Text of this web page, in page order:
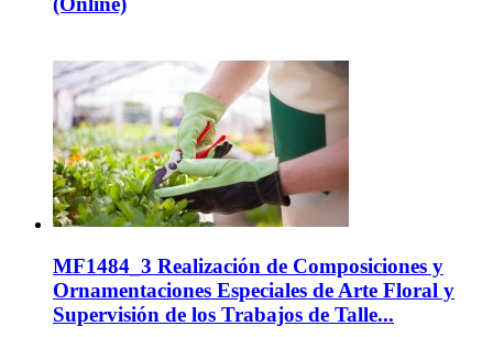
MF1484_3 Realización de Composiciones y
Ornamentaciones Especiales de Arte Floral y
Supervisión de los Trabajos de Talle...